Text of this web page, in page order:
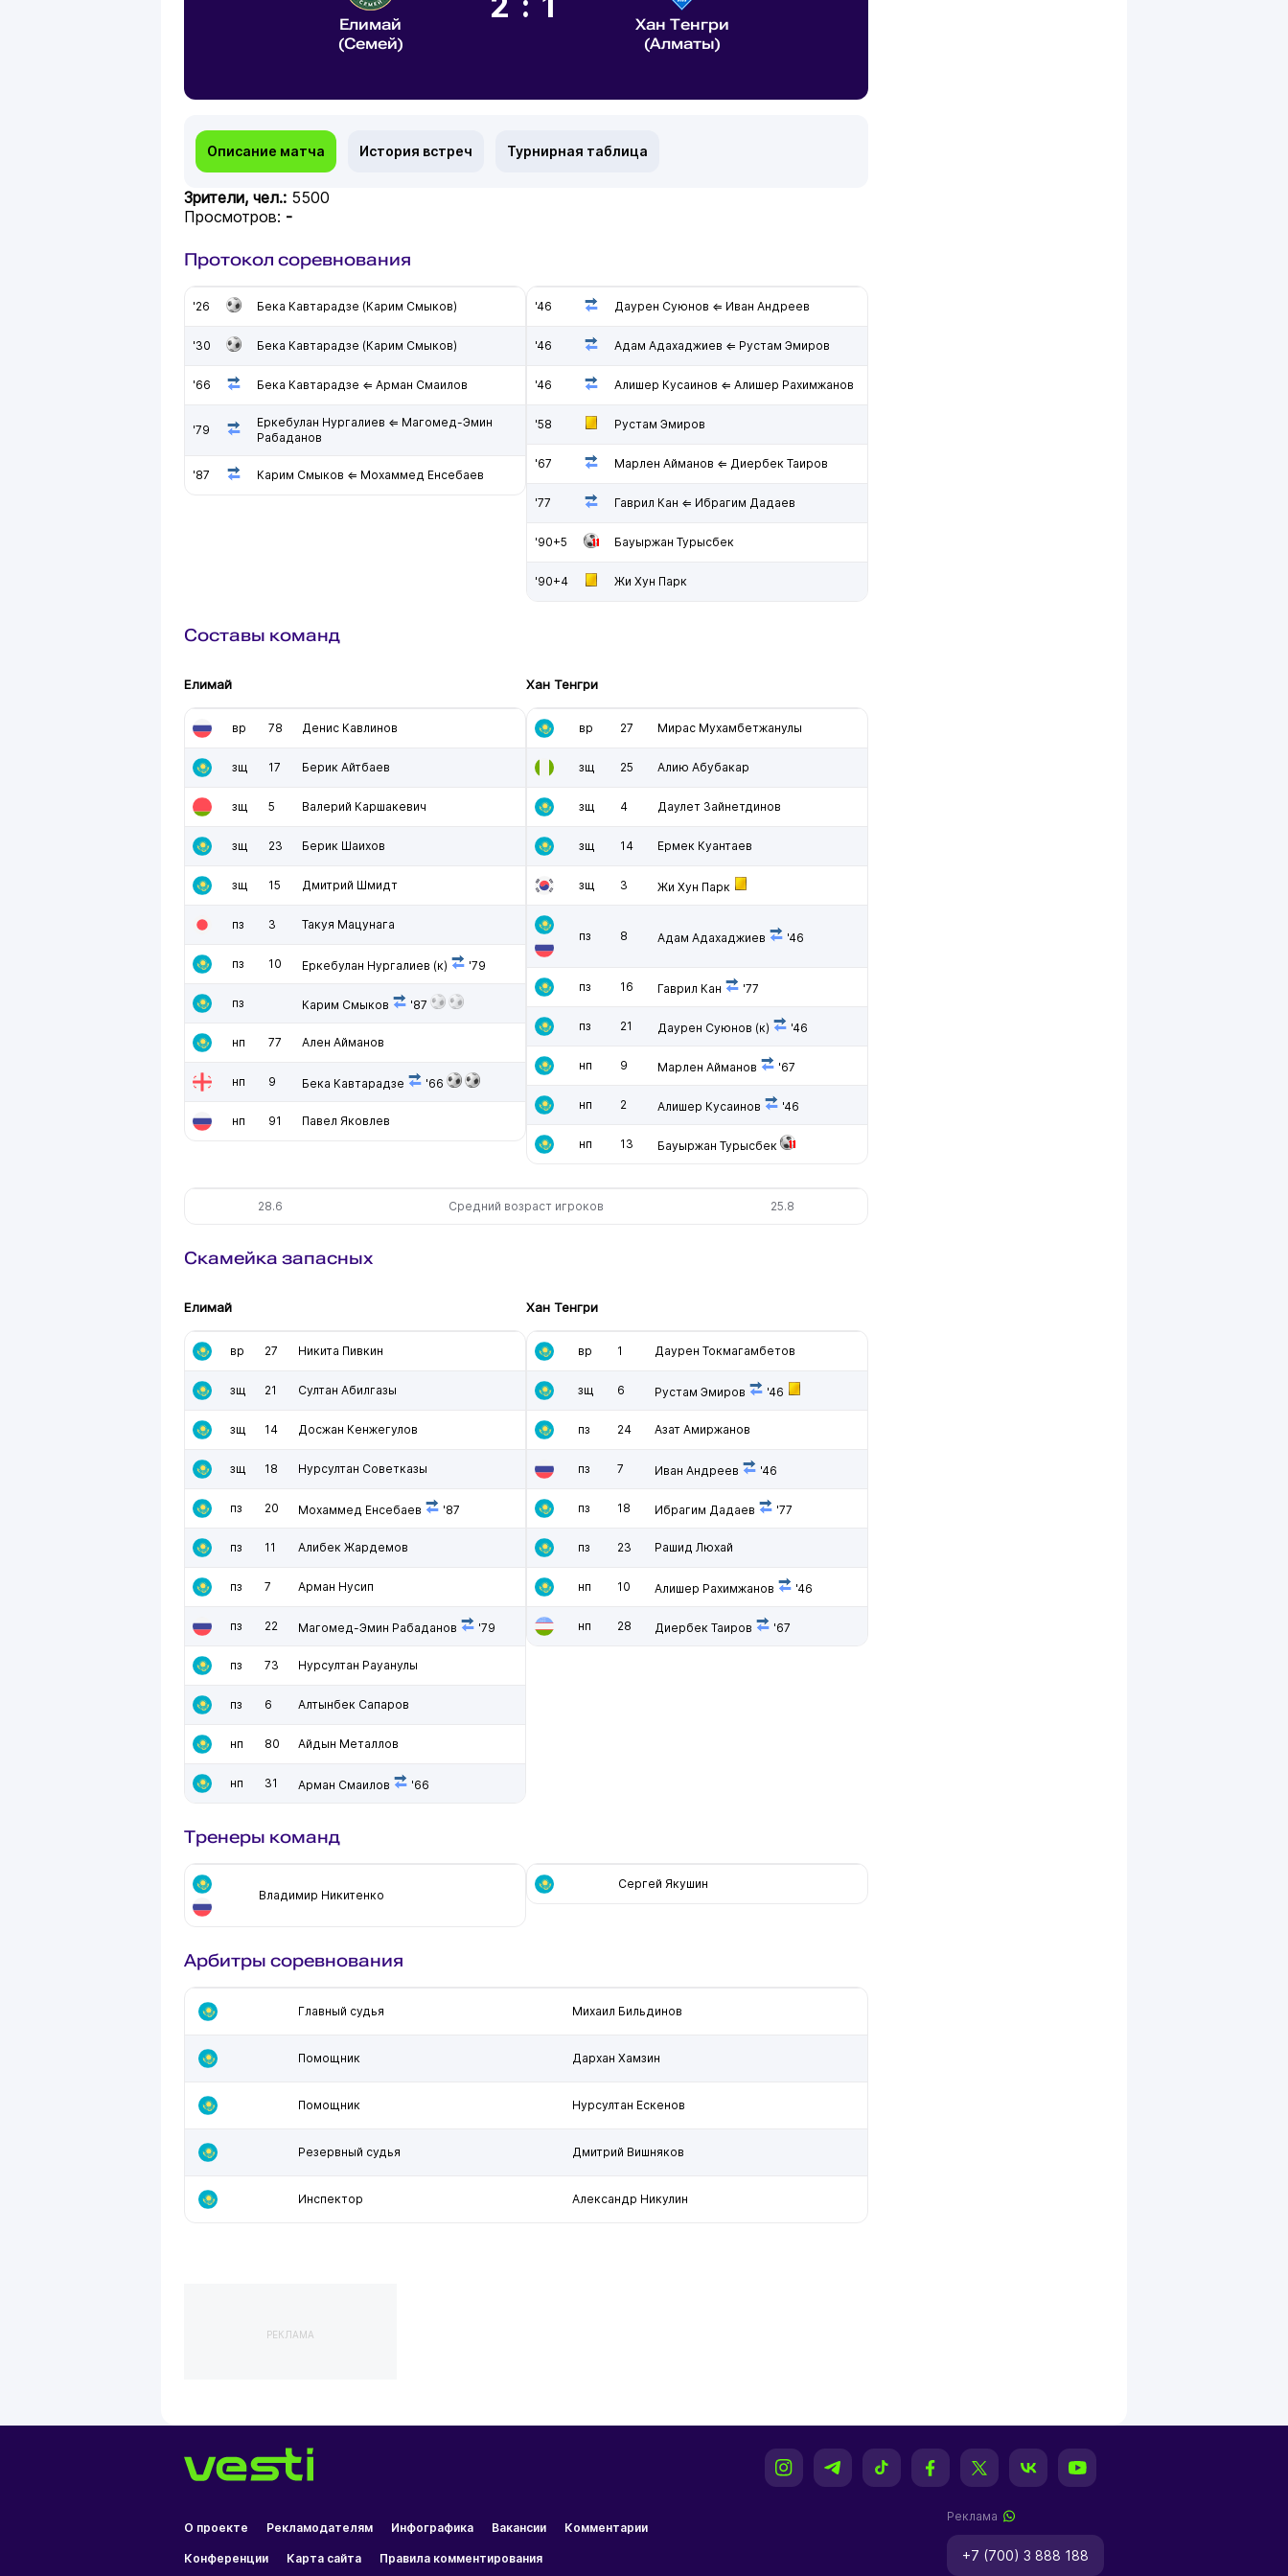
Елимай
(Семей)
Хан Тенгри
(Алматы)
Описание матча История встреч Турнирная таблица
Зрители, чел.: 5500
Просмотров: -
Протокол соревнования
'26 Бека Кавтарадзе (Карим Смыков)
'30 Бека Кавтарадзе (Карим Смыков)
'66 Бека Кавтарадзе ⇐ Арман Смаилов
'79
Еркебулан Нургалиев ⇐ Магомед-Эмин
Рабаданов
'87 Карим Смыков ⇐ Мохаммед Енсебаев
'46 Даурен Суюнов ⇐ Иван Андреев
'46 Адам Адахаджиев ⇐ Рустам Эмиров
'46 Алишер Кусаинов ⇐ Алишер Рахимжанов
'58 Рустам Эмиров
'67 Марлен Айманов ⇐ Диербек Таиров
'77 Гаврил Кан ⇐ Ибрагим Дадаев
'90+5 Бауыржан Турысбек
'90+4 Жи Хун Парк
Составы команд
Елимай
вр 78 Денис Кавлинов
зщ 17 Берик Айтбаев
зщ 5 Валерий Каршакевич
зщ 23 Берик Шаихов
зщ 15 Дмитрий Шмидт
пз 3 Такуя Мацунага
пз 10 Еркебулан Нургалиев (к) '79
пз Карим Смыков '87
нп 77 Ален Айманов
нп 9 Бека Кавтарадзе '66
нп 91 Павел Яковлев
Хан Тенгри
вр 27 Мирас Мухамбетжанулы
зщ 25 Алию Абубакар
зщ 4 Даулет Зайнетдинов
зщ 14 Ермек Куантаев
зщ 3 Жи Хун Парк
пз 8 Адам Адахаджиев '46
пз 16 Гаврил Кан '77
пз 21 Даурен Суюнов (к) '46
нп 9 Марлен Айманов '67
нп 2 Алишер Кусаинов '46
нп 13 Бауыржан Турысбек
28.6 Средний возраст игроков 25.8
Скамейка запасных
Елимай
вр 27 Никита Пивкин
зщ 21 Султан Абилгазы
зщ 14 Досжан Кенжегулов
зщ 18 Нурсултан Советказы
пз 20 Мохаммед Енсебаев '87
пз 11 Алибек Жардемов
пз 7 Арман Нусип
пз 22 Магомед-Эмин Рабаданов '79
пз 73 Нурсултан Рауанулы
пз 6 Алтынбек Сапаров
нп 80 Айдын Металлов
нп 31 Арман Смаилов '66
Хан Тенгри
вр 1 Даурен Токмагамбетов
зщ 6 Рустам Эмиров '46
пз 24 Азат Амиржанов
пз 7 Иван Андреев '46
пз 18 Ибрагим Дадаев '77
пз 23 Рашид Люхай
нп 10 Алишер Рахимжанов '46
нп 28 Диербек Таиров '67
Тренеры команд
Владимир Никитенко
Сергей Якушин
Арбитры соревнования
Главный судья Михаил Бильдинов
Помощник Дархан Хамзин
Помощник Нурсултан Ескенов
Резервный судья Дмитрий Вишняков
Инспектор Александр Никулин
РЕКЛАМА
О проекте Рекламодателям Инфографика Вакансии Комментарии
Конференции Карта сайта Правила комментирования
Реклама
+7 (700) 3 888 188